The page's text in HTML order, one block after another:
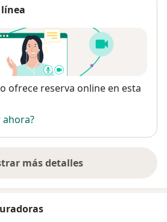
ofrece reserva online en esta
ahora?
más detalles
sobre la dirección